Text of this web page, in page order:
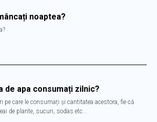
noaptea?
de apa consumați zilnic?
pe care le consumați și cantitatea acestora, fie că
de plante, sucuri, sodas etc...